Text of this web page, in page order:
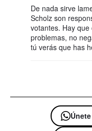
De nada sirve
Scholz son
votantes. Hay
problemas, no
tú verás que has